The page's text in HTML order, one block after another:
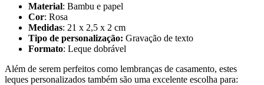
Material: Bambu e papel
Cor: Rosa
Medidas: 21 x 2,5 x 2 cm
Tipo de personalização: Gravação de texto
Formato: Leque dobrável
Além de serem perfeitos como lembranças de casamento, estes
leques personalizados também são uma excelente escolha para: